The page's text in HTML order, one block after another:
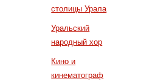
столицы Урала
Уральский
народный хор
Кино и
кинематограф